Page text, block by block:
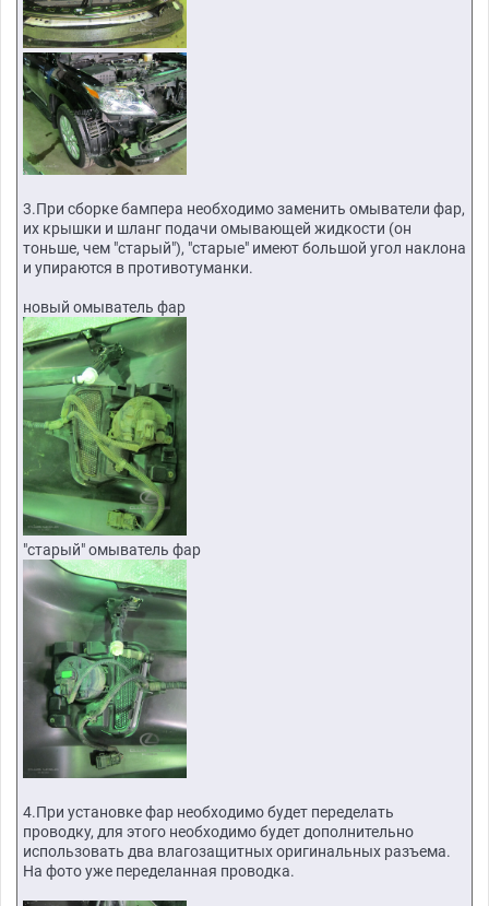
3.При сборке бампера необходимо заменить омыватели фар,
их крышки и шланг подачи омывающей жидкости (он
тоньше, чем "старый"), "старые" имеют большой угол наклона
и упираются в противотуманки.
новый омыватель фар
"старый" омыватель фар
4.При установке фар необходимо будет переделать
проводку, для этого необходимо будет дополнительно
использовать два влагозащитных оригинальных разъема.
На фото уже переделанная проводка.